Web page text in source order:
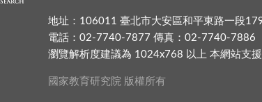
地址：106011 臺北市大安區和平東路一段
電話：02-7740-7877 傳真：02-7740-7886
瀏覽解析度建議為 1024x768 以上 本網站支
國家教育研究院 版權所有